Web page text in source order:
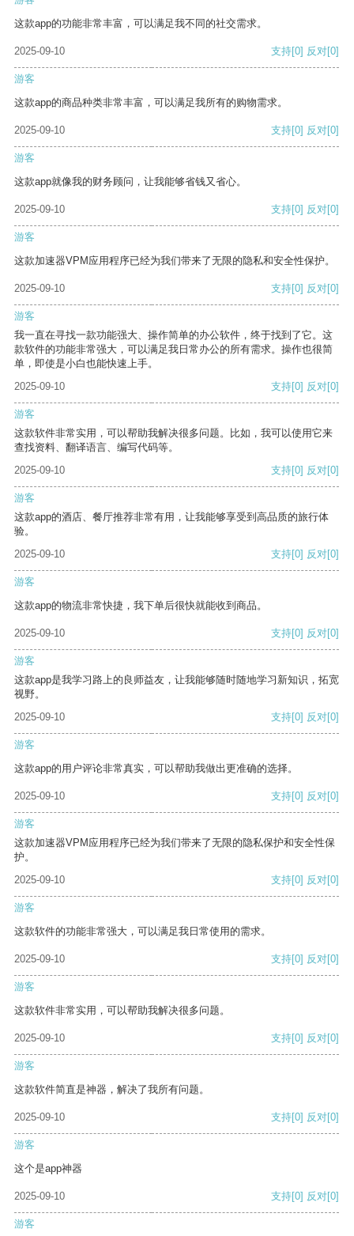
这款app的功能非常丰富，可以满足我不同的社交需求。
2025-09-10 支持[0] 反对[0]
游客
这款app的商品种类非常丰富，可以满足我所有的购物需求。
2025-09-10 支持[0] 反对[0]
游客
这款app就像我的财务顾问，让我能够省钱又省心。
2025-09-10 支持[0] 反对[0]
游客
这款加速器VPM应用程序已经为我们带来了无限的隐私和安全性保护。
2025-09-10 支持[0] 反对[0]
游客
我一直在寻找一款功能强大、操作简单的办公软件，终于找到了它。这
款软件的功能非常强大，可以满足我日常办公的所有需求。操作也很简
单，即使是小白也能快速上手。
2025-09-10
支持[0] 反对[0]
游客
这款软件非常实用，可以帮助我解决很多问题。比如，我可以使用它来
查找资料、翻译语言、编写代码等。
2025-09-10
支持[0] 反对[0]
游客
这款app的酒店、餐厅推荐非常有用，让我能够享受到高品质的旅行体
验。
2025-09-10
支持[0] 反对[0]
游客
这款app的物流非常快捷，我下单后很快就能收到商品。
2025-09-10 支持[0] 反对[0]
游客
这款app是我学习路上的良师益友，让我能够随时随地学习新知识，拓宽
视野。
2025-09-10
支持[0] 反对[0]
游客
这款app的用户评论非常真实，可以帮助我做出更准确的选择。
2025-09-10 支持[0] 反对[0]
游客
这款加速器VPM应用程序已经为我们带来了无限的隐私保护和安全性保
护。
2025-09-10
支持[0] 反对[0]
游客
这款软件的功能非常强大，可以满足我日常使用的需求。
2025-09-10 支持[0] 反对[0]
游客
这款软件非常实用，可以帮助我解决很多问题。
2025-09-10 支持[0] 反对[0]
游客
这款软件简直是神器，解决了我所有问题。
2025-09-10 支持[0] 反对[0]
游客
这个是app神器
2025-09-10 支持[0] 反对[0]
游客